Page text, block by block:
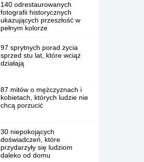
140 odrestaurowanych
fotografii historycznych
ukazujących przeszłość w
pełnym kolorze
97 sprytnych porad życia
sprzed stu lat, które wciąż
działają
87 mitów o mężczyznach i
kobietach, których ludzie nie
chcą porzucić
30 niepokojących
doświadczeń, które
przydarzyły się ludziom
daleko od domu